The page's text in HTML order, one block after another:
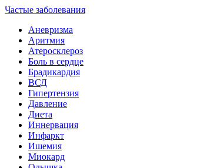
Частые заболевания
Аневризма
Аритмия
Атеросклероз
Боль в сердце
Брадикардия
ВСД
Гипертензия
Давление
Диета
Иннервация
Инфаркт
Ишемия
Миокард